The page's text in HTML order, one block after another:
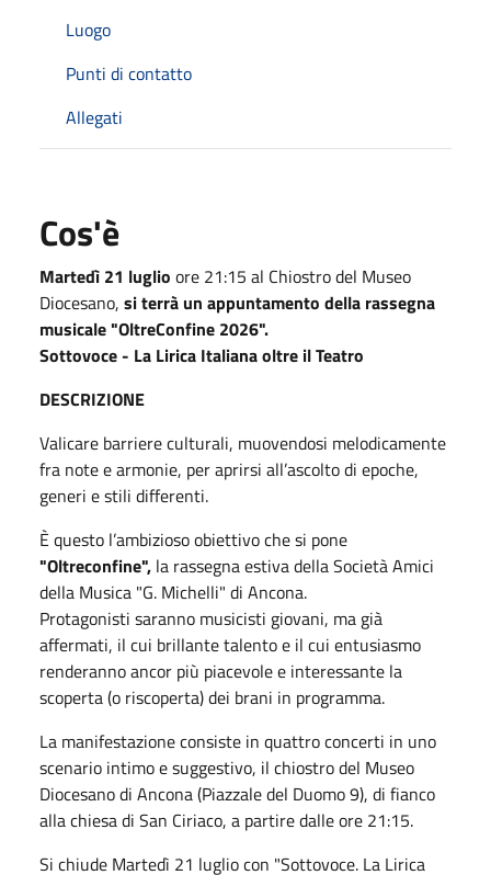
Luogo
Punti di contatto
Allegati
Cos'è
Martedì 21 luglio ore 21:15 al Chiostro del Museo
Diocesano, si terrà un appuntamento della rassegna
musicale "OltreConfine 2026".
Sottovoce - La Lirica Italiana oltre il Teatro
DESCRIZIONE
Valicare barriere culturali, muovendosi melodicamente
fra note e armonie, per aprirsi all’ascolto di epoche,
generi e stili differenti.
È questo l’ambizioso obiettivo che si pone
"Oltreconfine", la rassegna estiva della Società Amici
della Musica "G. Michelli" di Ancona.
Protagonisti saranno musicisti giovani, ma già
affermati, il cui brillante talento e il cui entusiasmo
renderanno ancor più piacevole e interessante la
scoperta (o riscoperta) dei brani in programma.
La manifestazione consiste in quattro concerti in uno
scenario intimo e suggestivo, il chiostro del Museo
Diocesano di Ancona (Piazzale del Duomo 9), di fianco
alla chiesa di San Ciriaco, a partire dalle ore 21:15.
Si chiude Martedì 21 luglio con "Sottovoce. La Lirica